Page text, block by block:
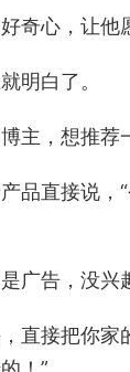
奇心，让他
明白了。
主，想推荐
品直接说，
广告，没兴
直接把你